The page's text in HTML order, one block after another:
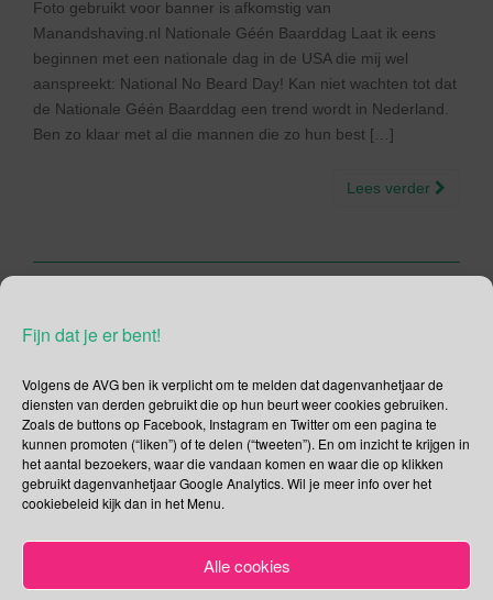
Fijn dat je er bent!
Volgens de AVG ben ik verplicht om te melden dat dagenvanhetjaar de
diensten van derden gebruikt die op hun beurt weer cookies gebruiken.
Zoals de buttons op Facebook, Instagram en Twitter om een pagina te
kunnen promoten (“liken”) of te delen (“tweeten”). En om inzicht te krijgen in
het aantal bezoekers, waar die vandaan komen en waar die op klikken
gebruikt dagenvanhetjaar Google Analytics. Wil je meer info over het
cookiebeleid kijk dan in het Menu.
Alle cookies
Foto gebruikt voor banner is afkomstig van
Manandshaving.nl Nationale Géén Baarddag Laat ik eens
beginnen met een nationale dag in de USA die mij wel
aanspreekt: National No Beard Day! Kan niet wachten tot dat
de Nationale Géén Baarddag een trend wordt in Nederland.
Ben zo klaar met al die mannen die zo hun best […]
Lees verder
20 oktober – Lili Marleen
Dag | Dag van het
Ploegpaard | Dag van het
Natuurboek | Europese
Dag van de Statistieken |
Chef-kok dag | Dag van de
Luchtverkeersleider | Dag